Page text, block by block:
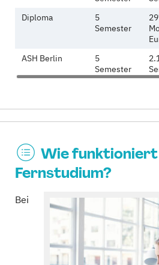
Diploma
5
Semester
ASH Berlin
5
Semester
Wie funktioniert
Fernstudium?
Bei